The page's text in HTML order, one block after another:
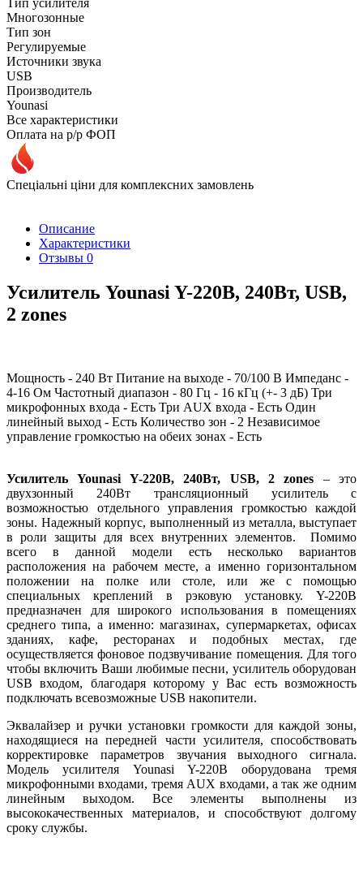
Многозонные
Тип зон
Регулируемые
Источники звука
USB
Производитель
Younasi
Все характеристики
Оплата на р/р ФОП
Спеціальні ціни для комплексних замовлень
Описание
Характеристики
Отзывы 0
Усилитель Younasi Y-220B, 240Вт, USB,
2 zones
Мощность - 240 Вт Питание на выходе - 70/100 В Импеданс -
4-16 Ом Частотный диапазон - 80 Гц - 16 кГц (+- 3 дБ) Три
микрофонных входа - Есть Три AUX входа - Есть Один
линейный выход - Есть Количество зон - 2 Независимое
управление громкостью на обеих зонах - Есть
Усилитель Younasi Y-220B, 240Вт, USB, 2 zones – это
двухзонный 240Вт трансляционный усилитель с
возможностью отдельного управления громкостью каждой
зоны. Надежный корпус, выполненный из металла, выступает
в роли защиты для всех внутренних элементов. Помимо
всего в данной модели есть несколько вариантов
расположения на рабочем месте, а именно горизонтальном
положении на полке или столе, или же с помощью
специальных креплений в рэковую установку. Y-220B
предназначен для широкого использования в помещениях
среднего типа, а именно: магазинах, супермаркетах, офисах
зданиях, кафе, ресторанах и подобных местах, где
осуществляется фоновое подзвучивание помещения. Для того
чтобы включить Ваши любимые песни, усилитель оборудован
USB входом, благодаря которому у Вас есть возможность
подключать всевозможные USB накопители.
Эквалайзер и ручки установки громкости для каждой зоны,
находящиеся на передней части усилителя, способствовать
корректировке параметров звучания выходного сигнала.
Модель усилителя Younasi Y-220В оборудована тремя
микрофонными входами, тремя AUX входами, а так же одним
линейным выходом. Все элементы выполнены из
высококачественных материалов, и способствуют долгому
сроку службы.